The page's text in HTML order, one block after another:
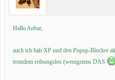
Hallo Anbar,
auch ich hab XP und den Popup-Blocker
trotzdem reibungslos (wenigstens DAS